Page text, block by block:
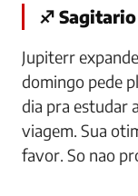
♐ Sagitario
Jupiterr
domingo pede
dia pra estudar
viagem. Sua
favor. So nao